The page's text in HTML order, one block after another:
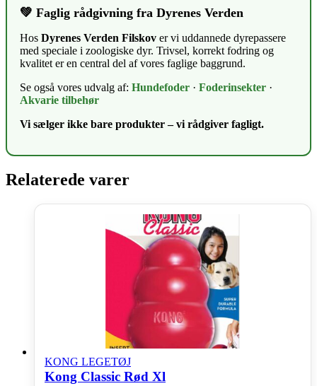
💚 Faglig rådgivning fra Dyrenes Verden
Hos Dyrenes Verden Filskov er vi uddannede dyrepassere
med speciale i zoologiske dyr. Trivsel, korrekt fodring og
kvalitet er en central del af vores faglige baggrund.
Se også vores udvalg af: Hundefoder · Foderinsekter ·
Akvarie tilbehør
Vi sælger ikke bare produkter – vi rådgiver fagligt.
Relaterede varer
KONG LEGETØJ
Kong Classic Rød Xl